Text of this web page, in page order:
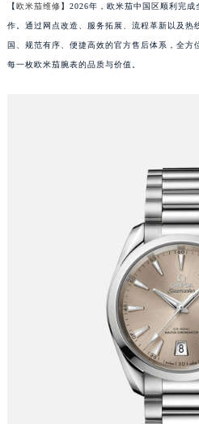
【欧米茄维修】2026年，欧米茄中国区顺利完
作。通过网点改造、服务拓展、流程革新以及热
国、规范有序、便捷高效的官方售后体系，全
每一枚欧米茄腕表的品质与价值。